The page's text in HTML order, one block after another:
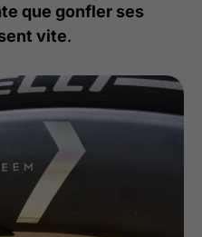
que gonfler ses
vite.